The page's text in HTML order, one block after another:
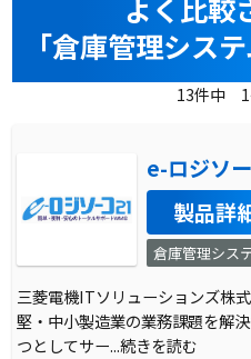
よく比較
「倉庫管理シス
13件中 1
e-ロジソ
製品詳
倉庫管理シス
三菱電機ITソリューションズ株
堅・中小製造業の業務課題を解
つとしてサー...続きを読む